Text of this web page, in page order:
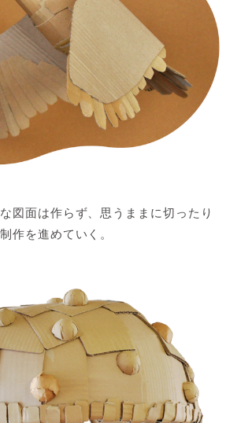
図面は作らず、思うままに切ったり
作を進めていく。